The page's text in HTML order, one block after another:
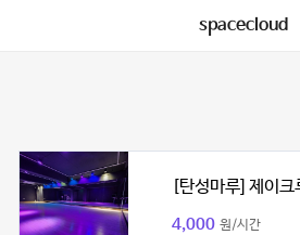
spacecloud
[탄성마루] 제이
4,000 원/시간